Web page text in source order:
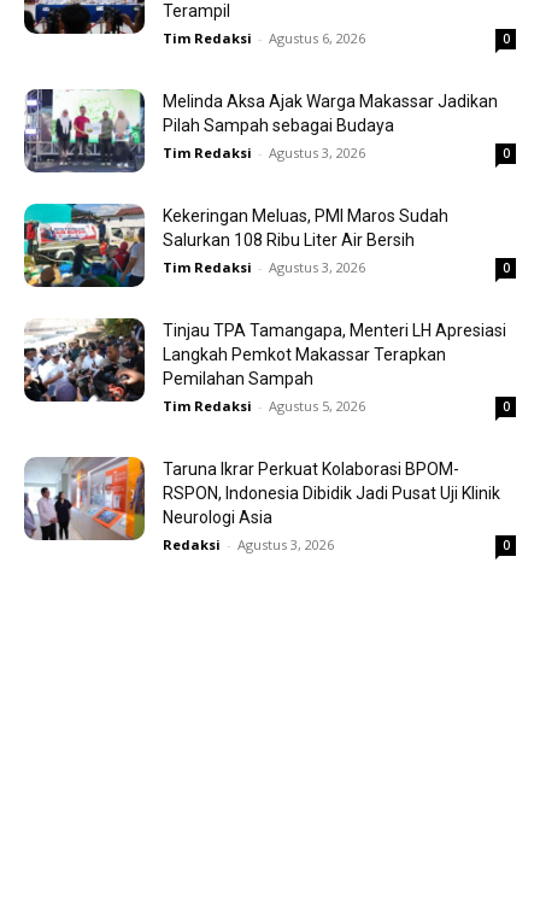
Terampil
Tim Redaksi - Agustus 6, 2026 0
Melinda Aksa Ajak Warga Makassar Jadikan
Pilah Sampah sebagai Budaya
Tim Redaksi - Agustus 3, 2026 0
Kekeringan Meluas, PMI Maros Sudah
Salurkan 108 Ribu Liter Air Bersih
Tim Redaksi - Agustus 3, 2026 0
Tinjau TPA Tamangapa, Menteri LH Apresiasi
Langkah Pemkot Makassar Terapkan
Pemilahan Sampah
Tim Redaksi - Agustus 5, 2026 0
Taruna Ikrar Perkuat Kolaborasi BPOM-
RSPON, Indonesia Dibidik Jadi Pusat Uji Klinik
Neurologi Asia
Redaksi - Agustus 3, 2026 0